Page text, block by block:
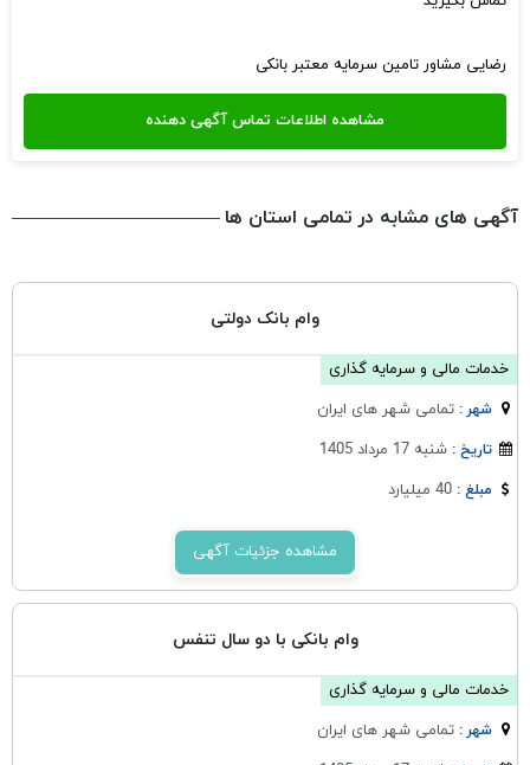
رضایی مشاور تامین سرمایه معتبر بانکی
آگهی های مشابه در تمامی استان ها
وام بانک دولتی
خدمات مالی و سرمایه گذاری
شهر :تمامی شهر های ایران
تاریخ :شنبه 17 مرداد 1405
مبلغ :40 میلیارد
مشاهده جزئیات آگهی
وام بانکی با دو سال تنفس
خدمات مالی و سرمایه گذاری
شهر :تمامی شهر های ایران